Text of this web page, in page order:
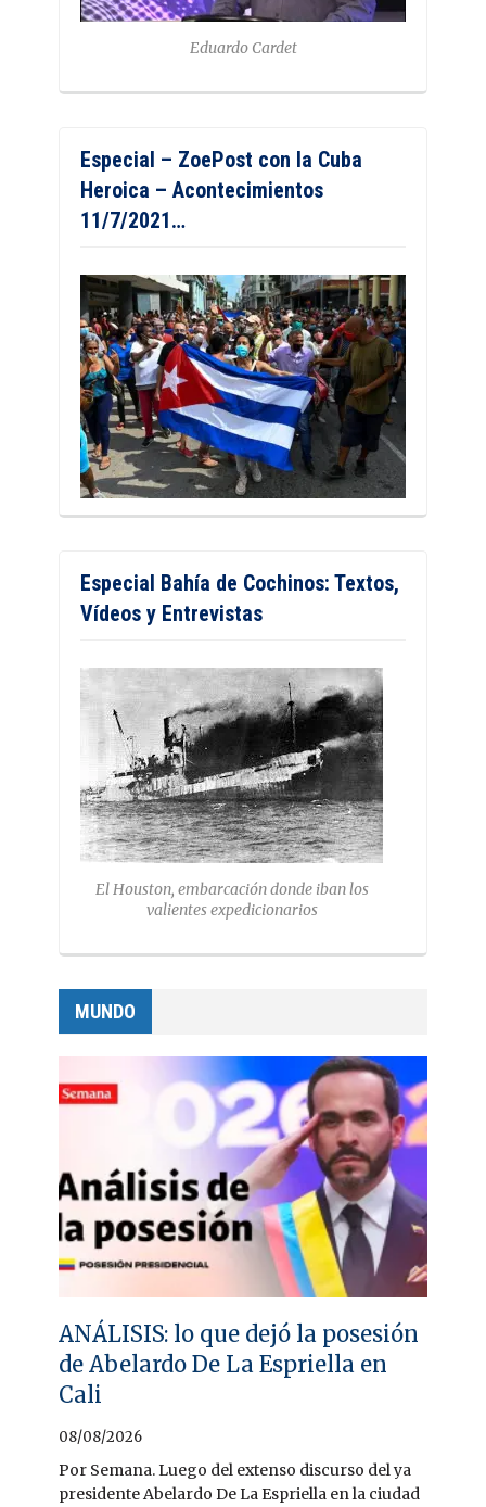
Eduardo Cardet
Especial – ZoePost con la Cuba
Heroica – Acontecimientos
11/7/2021…
Especial Bahía de Cochinos: Textos,
Vídeos y Entrevistas
El Houston, embarcación donde iban los
valientes expedicionarios
MUNDO
ANÁLISIS: lo que dejó la posesión
de Abelardo De La Espriella en
Cali
08/08/2026
Por Semana. Luego del extenso discurso del ya
presidente Abelardo De La Espriella en la ciudad